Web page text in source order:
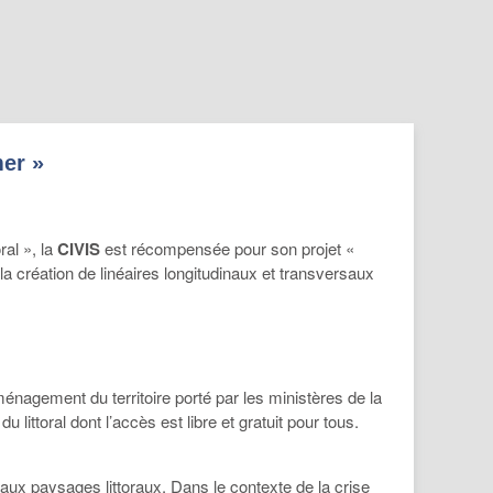
»
», laCIVISest récompensée pour son projet «
création de linéaires longitudinaux et transversaux
du territoire porté par les ministères de la
littoral dont l’accès est libre et gratuit pour tous.
paysages littoraux. Dans le contexte de la crise